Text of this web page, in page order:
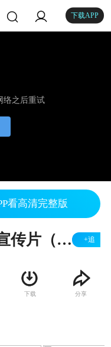
下载APP
络之后重试
看高清完整版
海淀外国语教育集团宣传片（2020） +追
下载 分享